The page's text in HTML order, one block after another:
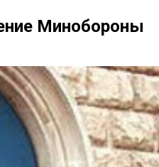
Минобороны